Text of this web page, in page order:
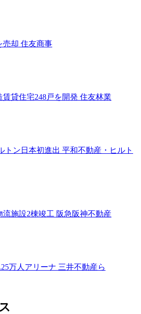
売却 住友商事
貸住宅248戸を開発 住友林業
トン日本初進出 平和不動産・ヒルト
施設2棟竣工 阪急阪神不動産
万人アリーナ 三井不動産ら